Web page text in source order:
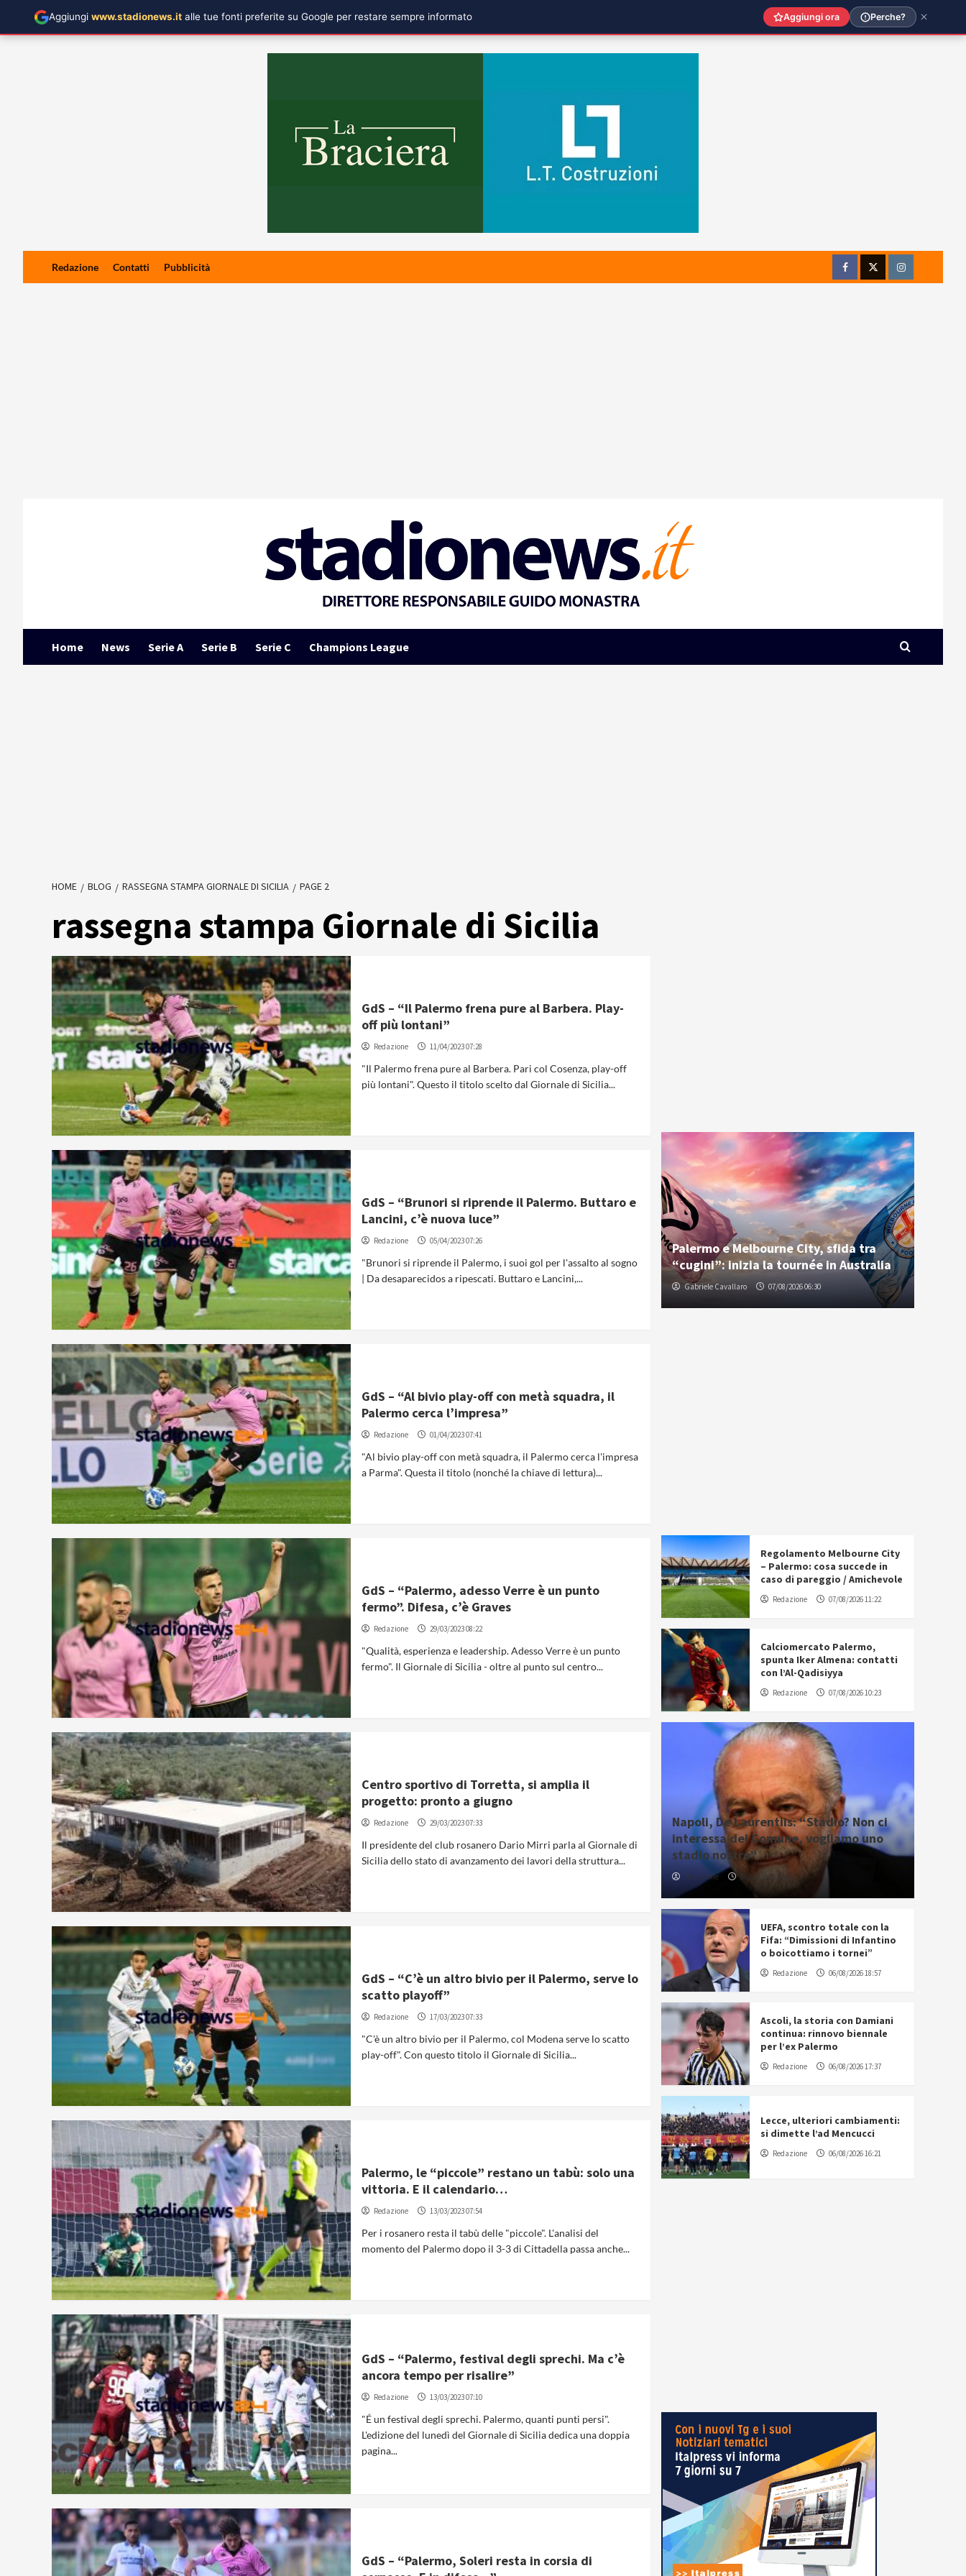
Redazione Contatti Pubblicità
FacebookTwitterInstagram
Home News Serie A Serie B Serie C Champions League
HOME BLOG RASSEGNA STAMPA GIORNALE DI SICILIA PAGE 2
rassegna stampa Giornale di Sicilia
GdS – “Il Palermo frena pure al Barbera. Play-
off più lontani”
Redazione 11/04/2023 07:28
"Il Palermo frena pure al Barbera. Pari col Cosenza, play-off
più lontani". Questo il titolo scelto dal Giornale di Sicilia...
GdS – “Brunori si riprende il Palermo. Buttaro e
Lancini, c’è nuova luce”
Redazione 05/04/2023 07:26
"Brunori si riprende il Palermo, i suoi gol per l'assalto al sogno
| Da desaparecidos a ripescati. Buttaro e Lancini,...
GdS – “Al bivio play-off con metà squadra, il
Palermo cerca l’impresa”
Redazione 01/04/2023 07:41
"Al bivio play-off con metà squadra, il Palermo cerca l'impresa
a Parma". Questa il titolo (nonché la chiave di lettura)...
GdS – “Palermo, adesso Verre è un punto
fermo”. Difesa, c’è Graves
Redazione 29/03/2023 08:22
"Qualità, esperienza e leadership. Adesso Verre è un punto
fermo". Il Giornale di Sicilia - oltre al punto sul centro...
Centro sportivo di Torretta, si amplia il
progetto: pronto a giugno
Redazione 29/03/2023 07:33
Il presidente del club rosanero Dario Mirri parla al Giornale di
Sicilia dello stato di avanzamento dei lavori della struttura...
GdS – “C’è un altro bivio per il Palermo, serve lo
scatto playoff”
Redazione 17/03/2023 07:33
"C'è un altro bivio per il Palermo, col Modena serve lo scatto
play-off". Con questo titolo il Giornale di Sicilia...
Palermo, le “piccole” restano un tabù: solo una
vittoria. E il calendario…
Redazione 13/03/2023 07:54
Per i rosanero resta il tabù delle "piccole". L'analisi del
momento del Palermo dopo il 3-3 di Cittadella passa anche...
GdS – “Palermo, festival degli sprechi. Ma c’è
ancora tempo per risalire”
Redazione 13/03/2023 07:10
"É un festival degli sprechi. Palermo, quanti punti persi".
L'edizione del lunedì del Giornale di Sicilia dedica una doppia
pagina...
GdS – “Palermo, Soleri resta in corsia di
Palermo e Melbourne City, sfida tra
“cugini”: inizia la tournée in Australia
Gabriele Cavallaro 07/08/2026 06:30
Regolamento Melbourne City
– Palermo: cosa succede in
caso di pareggio / Amichevole
Redazione 07/08/2026 11:22
Calciomercato Palermo,
spunta Iker Almena: contatti
con l’Al-Qadisiyya
Redazione 07/08/2026 10:23
Napoli, De Laurentiis: “Stadio? Non ci
interessa del Comune, vogliamo uno
stadio nostro”
Redazione 06/08/2026 20:43
UEFA, scontro totale con la
Fifa: “Dimissioni di Infantino
o boicottiamo i tornei”
Redazione 06/08/2026 18:57
Ascoli, la storia con Damiani
continua: rinnovo biennale
per l’ex Palermo
Redazione 06/08/2026 17:37
Lecce, ulteriori cambiamenti:
si dimette l’ad Mencucci
Redazione 06/08/2026 16:21
Aggiungi www.stadionews.it alle tue fonti preferite su Google per restare sempre informato Aggiungi ora Perche?